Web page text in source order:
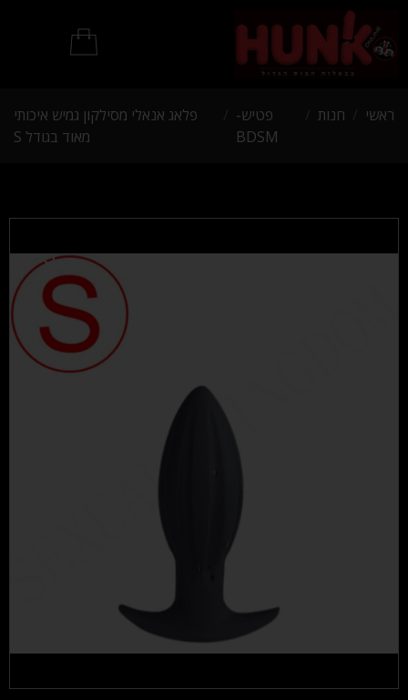
ראשי חנות
פטיש-
BDSM
פלאג אנאלי מסילקון גמיש איכותי
מאוד בגודל S